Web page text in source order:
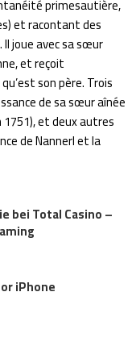
primesautière,
et racontant des
joue avec sa sœur
et reçoit
son père. Trois
de sa sœur aînée
et deux autres
de Nannerl et la
bei Total Casino –
iPhone